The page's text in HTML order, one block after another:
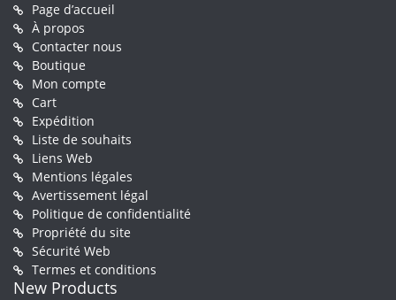
Page d’accueil
À propos
Contacter nous
Boutique
Mon compte
Cart
Expédition
Liste de souhaits
Liens Web
Mentions légales
Avertissement légal
Politique de confidentialité
Propriété du site
Sécurité Web
Termes et conditions
New Products